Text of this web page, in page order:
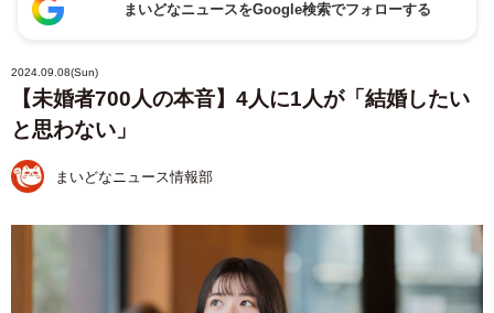
まいどなニュースをGoogle検索でフォローする
2024.09.08(Sun)
【未婚者700人の本音】4人に1人が「結婚したい
と思わない」
まいどなニュース情報部